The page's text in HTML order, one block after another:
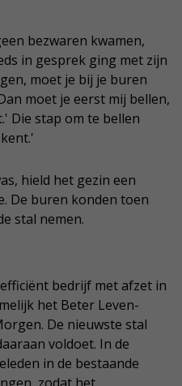
bezwaren kwamen,
in gesprek ging met zijn
moet je bij je buren
moet je eerst mij bellen,
Die stap om te bellen
hield het gezin een
De buren konden toen
stal nemen.
bedrijf met afzet in
het Beter Leven-
De nieuwste stal
voldoet. In de
in de bestaande